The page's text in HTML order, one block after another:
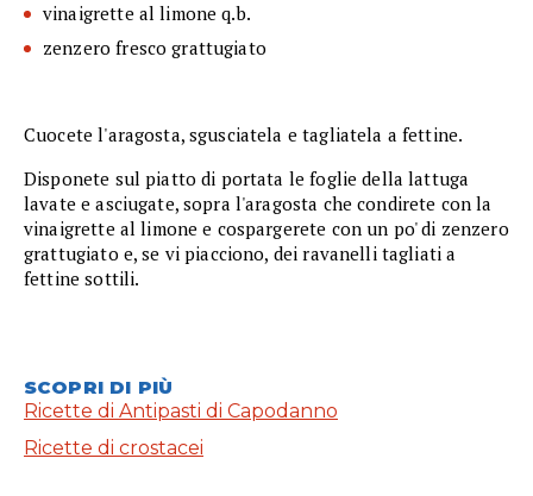
vinaigrette al limone q.b.
zenzero fresco grattugiato
Cuocete l'aragosta, sgusciatela e tagliatela a fettine.
Disponete sul piatto di portata le foglie della lattuga
lavate e asciugate, sopra l'aragosta che condirete con la
vinaigrette al limone e cospargerete con un po' di zenzero
grattugiato e, se vi piacciono, dei ravanelli tagliati a
fettine sottili.
SCOPRI DI PIÙ
Ricette di Antipasti di Capodanno
Ricette di crostacei